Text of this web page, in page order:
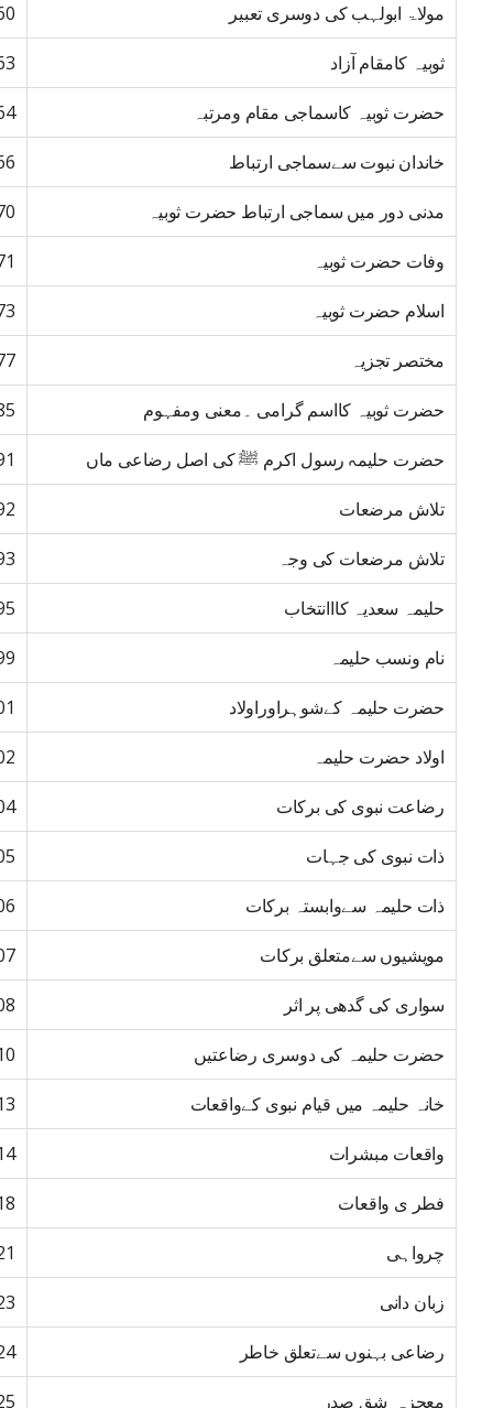
مولاۃ ابولہب کی دوسری تعبیر
ثوبیہ کامقام آزاد
حضرت ثوبیہ کاسماجی مقام ومرتبہ
خاندان نبوت سےسماجی ارتباط
مدنی دور میں سماجی ارتباط حضرت ثوبیہ
وفات حضرت ثوبیہ
اسلام حضرت ثوبیہ
مختصر تجزیہ
حضرت ثوبیہ کااسم گرامی ۔معنی ومفہوم
حضرت حلیمہ رسول اکرم ﷺ کی اصل رضاعی ماں
تلاش مرضعات
تلاش مرضعات کی وجہ
حلیمہ سعدیہ کااانتخاب
نام ونسب حلیمہ
حضرت حلیمہ کےشوہراوراولاد
اولاد حضرت حلیمہ
رضاعت نبوی کی برکات
ذات نبوی کی جہات
ذات حلیمہ سےوابستہ برکات
مویشیوں سےمتعلق برکات
سواری کی گدھی پر اثر
حضرت حلیمہ کی دوسری رضاعتیں
خانہ حلیمہ میں قیام نبوی کےواقعات
واقعات مبشرات
فطر ی واقعات
چرواہی
زبان دانی
رضاعی بہنوں سےتعلق خاطر
معجزہ شق صدر